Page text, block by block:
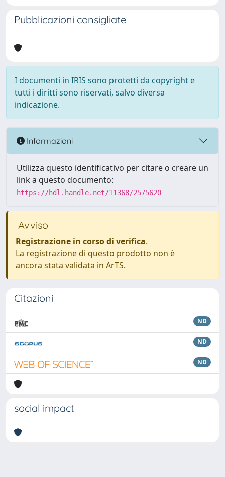
Pubblicazioni consigliate
I documenti in IRIS sono protetti da copyright e
tutti i diritti sono riservati, salvo diversa
indicazione.
Informazioni
Utilizza questo identificativo per citare o creare un
link a questo documento:
https://hdl.handle.net/11368/2575620
Avviso
Registrazione in corso di verifica.
La registrazione di questo prodotto non è
ancora stata validata in ArTS.
Citazioni
ND
ND
ND
social impact